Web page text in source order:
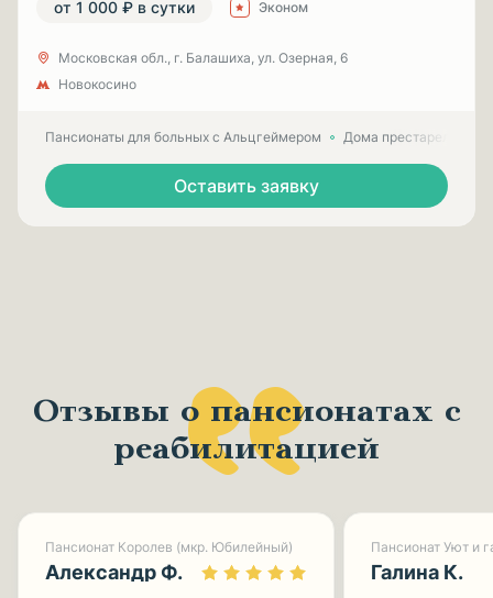
от 1 000 ₽ в сутки Эконом
Московская обл., г. Балашиха, ул. Озерная, 6
Новокосино
Пансионаты для больных с Альцгеймером Дома престарелых
Оставить заявку
Отзывы о пансионатах с
реабилитацией
Пансионат Королев (мкр. Юбилейный)
Александр Ф. Галина К.